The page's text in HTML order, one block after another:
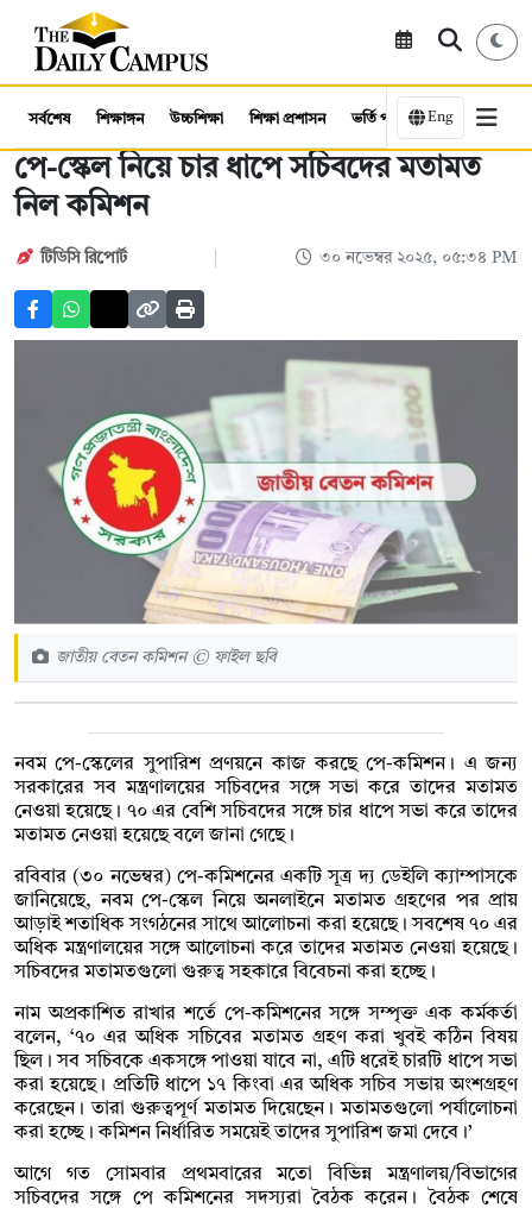
সর্বশেষ শিক্ষাঙ্গন উচ্চশিক্ষা শিক্ষা প্রশাসন ভর্তি পরীক্ষা কর্মসংস্থান
Eng
পে-স্কেল নিয়ে চার ধাপে সচিবদের মতামত
নিল কমিশন
টিডিসি রিপোর্ট ৩০ নভেম্বর ২০২৫, ০৫:৩৪ PM
জাতীয় বেতন কমিশন © ফাইল ছবি
নবম পে-স্কেলের সুপারিশ প্রণয়নে কাজ করছে পে-কমিশন। এ জন্য
সরকারের সব মন্ত্রণালয়ের সচিবদের সঙ্গে সভা করে তাদের মতামত
নেওয়া হয়েছে। ৭০ এর বেশি সচিবদের সঙ্গে চার ধাপে সভা করে তাদের
মতামত নেওয়া হয়েছে বলে জানা গেছে।
রবিবার (৩০ নভেম্বর) পে-কমিশনের একটি সূত্র দ্য ডেইলি ক্যাম্পাসকে
জানিয়েছে, নবম পে-স্কেল নিয়ে অনলাইনে মতামত গ্রহণের পর প্রায়
আড়াই শতাধিক সংগঠনের সাথে আলোচনা করা হয়েছে। সবশেষ ৭০ এর
অধিক মন্ত্রণালয়ের সঙ্গে আলোচনা করে তাদের মতামত নেওয়া হয়েছে।
সচিবদের মতামতগুলো গুরুত্ব সহকারে বিবেচনা করা হচ্ছে।
নাম অপ্রকাশিত রাখার শর্তে পে-কমিশনের সঙ্গে সম্পৃক্ত এক কর্মকর্তা
বলেন, ‘৭০ এর অধিক সচিবের মতামত গ্রহণ করা খুবই কঠিন বিষয়
ছিল। সব সচিবকে একসঙ্গে পাওয়া যাবে না, এটি ধরেই চারটি ধাপে সভা
করা হয়েছে। প্রতিটি ধাপে ১৭ কিংবা এর অধিক সচিব সভায় অংশগ্রহণ
করেছেন। তারা গুরুত্বপূর্ণ মতামত দিয়েছেন। মতামতগুলো পর্যালোচনা
করা হচ্ছে। কমিশন নির্ধারিত সময়েই তাদের সুপারিশ জমা দেবে।’
আগে গত সোমবার প্রথমবারের মতো বিভিন্ন মন্ত্রণালয়/বিভাগের
সচিবদের সঙ্গে পে কমিশনের সদস্যরা বৈঠক করেন। বৈঠক শেষে